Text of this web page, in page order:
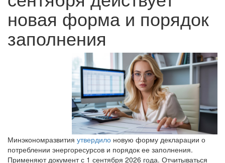
новая форма и порядок
заполнения
Минэкономразвития утвердило новую форму декларации о
потреблении энергоресурсов и порядок ее заполнения.
Применяют документ с 1 сентября 2026 года. Отчитываться